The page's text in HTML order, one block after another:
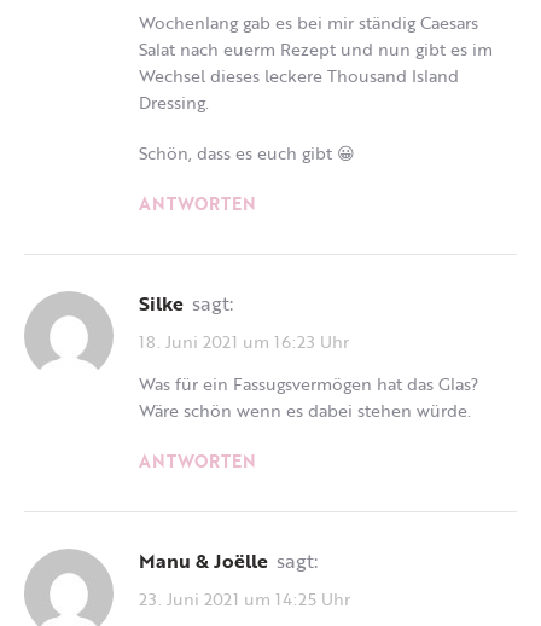
Wochenlang gab es bei mir ständig Caesars
Salat nach euerm Rezept und nun gibt es im
Wechsel dieses leckere Thousand Island
Dressing.
Schön, dass es euch gibt 😀
ANTWORTEN
Silke sagt:
18. Juni 2021 um 16:23 Uhr
Was für ein Fassugsvermögen hat das Glas?
Wäre schön wenn es dabei stehen würde.
ANTWORTEN
Manu & Joëlle sagt:
23. Juni 2021 um 14:25 Uhr